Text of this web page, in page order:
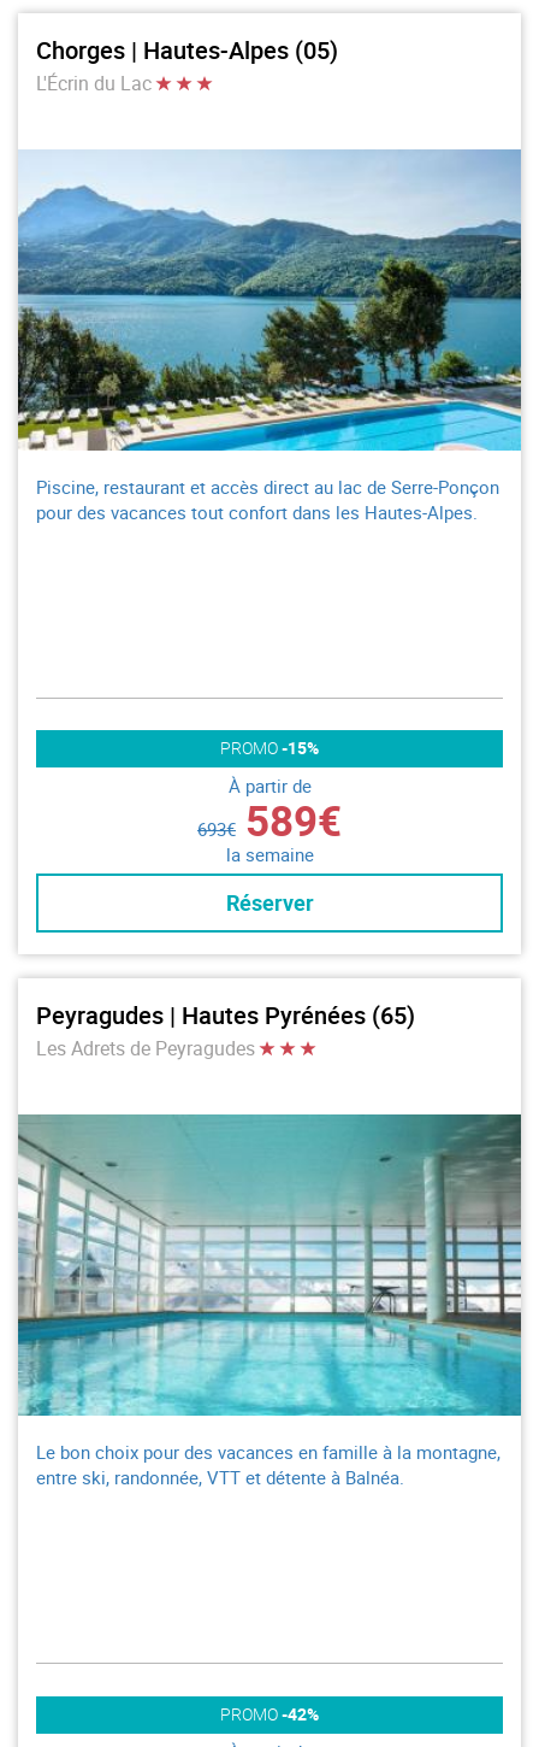
Chorges | Hautes-Alpes (05)
L'Écrin du Lac
Piscine, restaurant et accès direct au lac de Serre-Ponçon
pour des vacances tout confort dans les Hautes-Alpes.
PROMO-15%
À partir de
693€ 589€
la semaine
Réserver
Peyragudes | Hautes Pyrénées (65)
Les Adrets de Peyragudes
Le bon choix pour des vacances en famille à la montagne,
entre ski, randonnée, VTT et détente à Balnéa.
PROMO-42%